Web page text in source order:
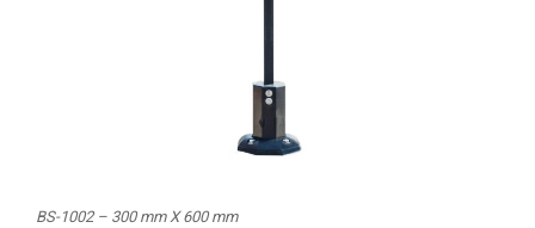
BS-1002 – 300 mm X 600 mm